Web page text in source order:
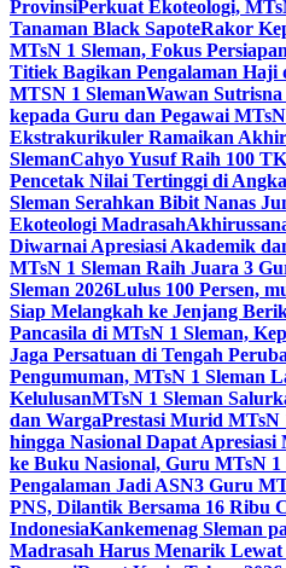
ProvinsiPerkuat Ekoteologi,
Tanaman Black SapoteRakor
MTsN 1 Sleman, Fokus
Titiek Bagikan Pengalaman
MTSN 1 SlemanWawan
kepada Guru dan Pegawai
Ekstrakurikuler Ramaikan
SlemanCahyo Yusuf Raih 100
Pencetak Nilai Tertinggi di
Sleman Serahkan Bibit Nanas
Ekoteologi Madrasah
Diwarnai Apresiasi Akademik
MTsN 1 Sleman Raih Juara 3
Sleman 2026Lulus 100 Persen,
Siap Melangkah ke Jenjang
Pancasila di MTsN 1 Sleman,
Jaga Persatuan di Tengah
Pengumuman, MTsN 1 Sleman
KelulusanMTsN 1 Sleman
dan WargaPrestasi Murid MTsN
hingga Nasional Dapat Apresiasi
ke Buku Nasional, Guru MTsN
Pengalaman Jadi ASN3 Guru
PNS, Dilantik Bersama 16 Ribu
IndonesiaKankemenag Sleman
Madrasah Harus Menarik Lewat